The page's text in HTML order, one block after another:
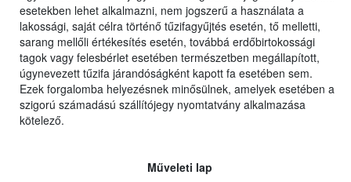
esetekben lehet alkalmazni, nem jogszerű a használata a
lakossági, saját célra történő tűzifagyűjtés esetén, tő melletti,
sarang mellőli értékesítés esetén, továbbá erdőbirtokossági
tagok vagy felesbérlet esetében természetben megállapított,
úgynevezett tűzifa járandóságként kapott fa esetében sem.
Ezek forgalomba helyezésnek minősülnek, amelyek esetében a
szigorú számadású szállítójegy nyomtatvány alkalmazása
kötelező.
Műveleti lap